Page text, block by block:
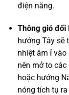
điện năng.
Thông gió đối
hướng Tây sẽ
nhiệt âm ỉ
nên mở to
hoặc hướng
nóng tích tụ